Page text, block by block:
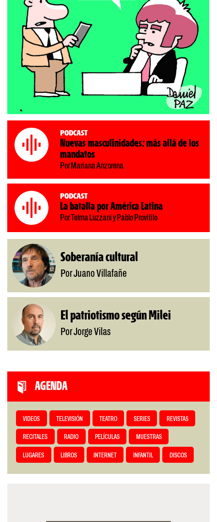
Podcast
Nuevas masculinidades: más allá de los
mandatos
Por Mariana Anzorena
Podcast
La batalla por América Latina
Por Telma Luzzani y Pablo Provitilo
Soberanía cultural
Por Juano Villafañe
El patriotismo según Milei
Por Jorge Vilas
AGENDA
VIDEOS TELEVISIÓN TEATRO SERIES REVISTAS
RECITALES RADIO PELÍCULAS MUESTRAS
LUGARES LIBROS INTERNET INFANTIL DISCOS